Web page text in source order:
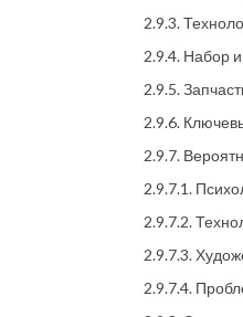
2.9.3.
2.9.4. Набор
2.9.5.
2.9.6.
2.9.7.
2.9.7.1.
2.9.7.2.
2.9.7.3.
2.9.7.4.